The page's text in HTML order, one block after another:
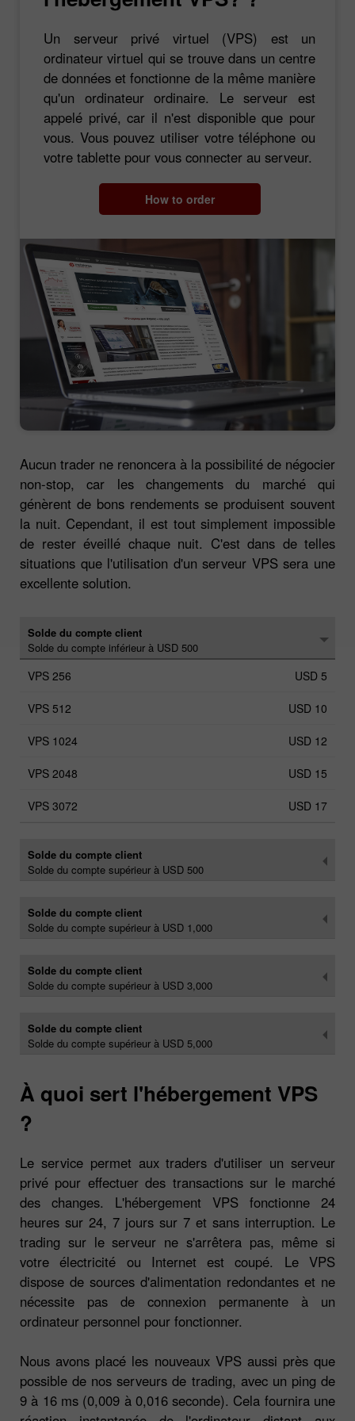
Un serveur privé virtuel (VPS) est un
ordinateur virtuel qui se trouve dans un centre
de données et fonctionne de la même manière
qu'un ordinateur ordinaire. Le serveur est
appelé privé, car il n'est disponible que pour
vous. Vous pouvez utiliser votre téléphone ou
votre tablette pour vous connecter au serveur.
How to order
Aucun trader ne renoncera à la possibilité de négocier
non-stop, car les changements du marché qui
génèrent de bons rendements se produisent souvent
la nuit. Cependant, il est tout simplement impossible
de rester éveillé chaque nuit. C'est dans de telles
situations que l'utilisation d'un serveur VPS sera une
excellente solution.
Solde du compte client
Solde du compte inférieur à USD 500
USD 5
USD 10
USD 12
USD 15
USD 17
Solde du compte client
Solde du compte supérieur à USD 500
Solde du compte client
Solde du compte supérieur à USD 1,000
Solde du compte client
Solde du compte supérieur à USD 3,000
Solde du compte client
Solde du compte supérieur à USD 5,000
À quoi sert l'hébergement VPS
?
Le service permet aux traders d'utiliser un serveur
privé pour effectuer des transactions sur le marché
des changes. L'hébergement VPS fonctionne 24
heures sur 24, 7 jours sur 7 et sans interruption. Le
trading sur le serveur ne s'arrêtera pas, même si
votre électricité ou Internet est coupé. Le VPS
dispose de sources d'alimentation redondantes et ne
nécessite pas de connexion permanente à un
ordinateur personnel pour fonctionner.
Nous avons placé les nouveaux VPS aussi près que
possible de nos serveurs de trading, avec un ping de
9 à 16 ms (0,009 à 0,016 seconde). Cela fournira une